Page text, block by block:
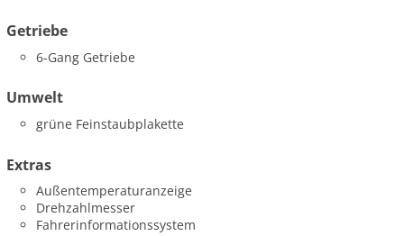
Getriebe
6-Gang Getriebe
Umwelt
grüne Feinstaubplakette
Extras
Außentemperaturanzeige
Drehzahlmesser
Fahrerinformationssystem